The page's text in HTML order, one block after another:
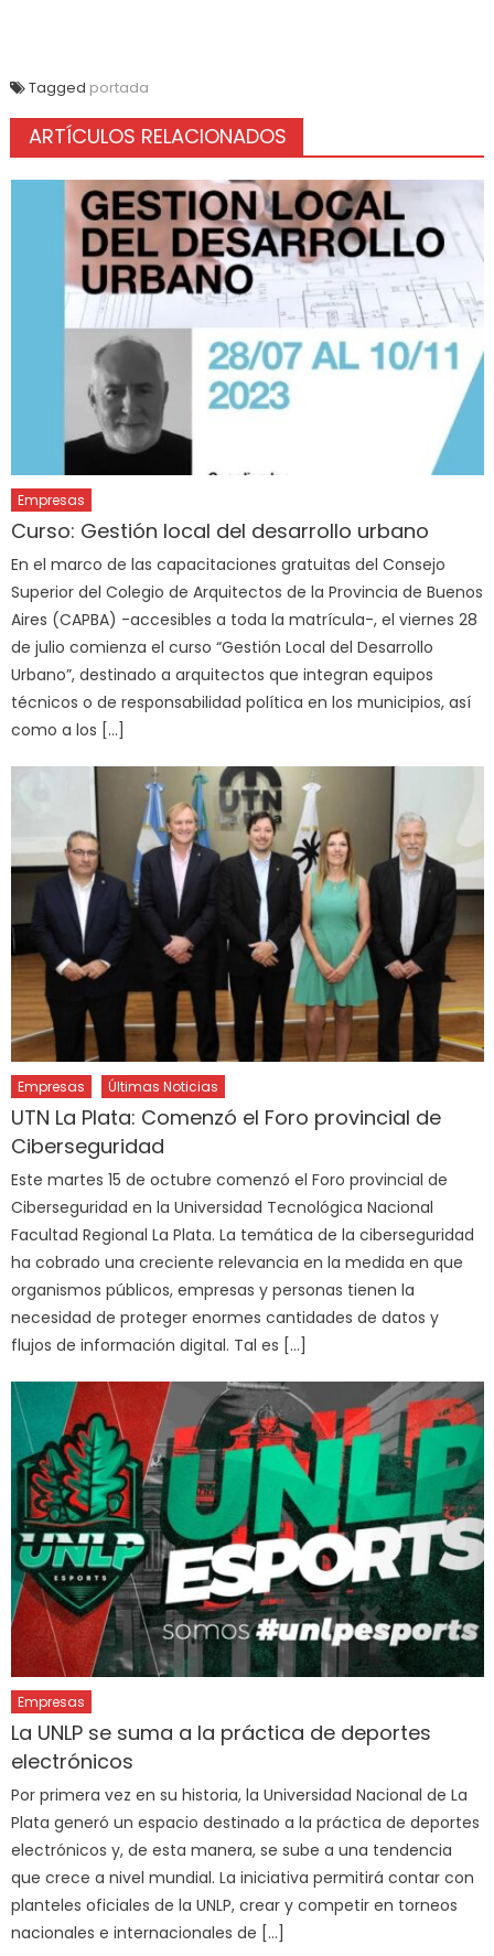
Tagged portada
ARTÍCULOS RELACIONADOS
Empresas
Curso: Gestión local del desarrollo urbano
En el marco de las capacitaciones gratuitas del Consejo
Superior del Colegio de Arquitectos de la Provincia de Buenos
Aires (CAPBA) -accesibles a toda la matrícula-, el viernes 28
de julio comienza el curso “Gestión Local del Desarrollo
Urbano”, destinado a arquitectos que integran equipos
técnicos o de responsabilidad política en los municipios, así
como a los […]
Empresas Últimas Noticias
UTN La Plata: Comenzó el Foro provincial de
Ciberseguridad
Este martes 15 de octubre comenzó el Foro provincial de
Ciberseguridad en la Universidad Tecnológica Nacional
Facultad Regional La Plata. La temática de la ciberseguridad
ha cobrado una creciente relevancia en la medida en que
organismos públicos, empresas y personas tienen la
necesidad de proteger enormes cantidades de datos y
flujos de información digital. Tal es […]
Empresas
La UNLP se suma a la práctica de deportes
electrónicos
Por primera vez en su historia, la Universidad Nacional de La
Plata generó un espacio destinado a la práctica de deportes
electrónicos y, de esta manera, se sube a una tendencia
que crece a nivel mundial. La iniciativa permitirá contar con
planteles oficiales de la UNLP, crear y competir en torneos
nacionales e internacionales de […]